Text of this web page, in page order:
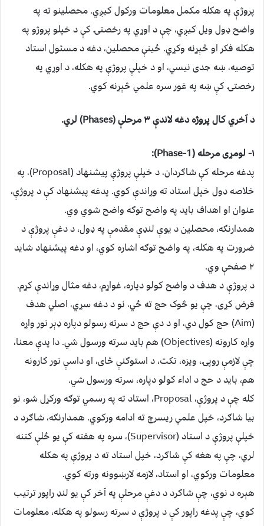
پروژې په هکله مکمل معلومات ورکول کیږي. محصلینو ته په
واضح ډول ویل کیږي، چې د اوړي په رخصتۍ کې د خپلو پروژو په
هکله فکر او څېړنه وکړي. ځینې محصلین، دغه د مسىٔول استاد
توصیه، ښه جدی نیسي، او د خپلې پروژې په هکله، د اوړي په
رخصتۍ کې ښه په غور سره علمي څېړنه کوي.
د آخري کال پروژه دغه لاندې ۳ مرحلې (Phases) لري.
۱- لومړی مرحله (Phase-1):
پدغه مرحله کې شاګردان، د خپلې پروژې پیشنهاد (Proposal)، په
خلاصه ډول خپل استاد ته وړاندې کوي. پدغه پیشنهاد کې د پروژې،
عنوان او اهداف باید په واضح توګه واضح شوي وي.
همدارنګه، محصلین د یوې لنډې مقدمې په ډول، د دغې پروژې د
ضرورت په هکله، په واضح توګه اشاره کوي، او دغه پیشنهاد شاید
۲ صفحې وي.
د پروژې د هدف د واضح کولو دپاره، غواړم، دغه مثال وړاندې کړم.
فرض کړی، چې یو څوک حج ته ځي، نو د دغه سړي، اصلي هدف
(Aim) حج کول دي، او د دې حج د سرته رسولو دپاره ډېر نور واړه
واړه کارونه (Objectives) هم باید سرته ورسول شي. دا پدې معنا،
چې لازمې روپۍ، ویزه، تکت، د استوګنې ځای، او داسې نور کارونه
هم، باید د حج د اداء کولو دپاره، سرته ورسول شي.
کله چې د پروژې، Proposal، استاد ته په رسمي توګه ورکړل شو، نو
بیا شاګرد، خپل علمي ریسرچ ته ادامه ورکوي. همدارنګه، شاګرد د
خپلې پروژې د استاد (Supervisor)، سره په هفته کې یو ځلې کتنه
لري، چې په هغه کې شاګرد، خپل استاد ته د پروژې په هکله
معلومات ورکوي، او استاد، لازمه لارښوونه ورته کوي.
هېره د نوي، چې شاګرد د دغې مرحلې په آخر کې یو لنډ راپور ترتیب
کوي، چې پدغه راپور کې د پروژې د سرته رسولو په هکله، معلومات